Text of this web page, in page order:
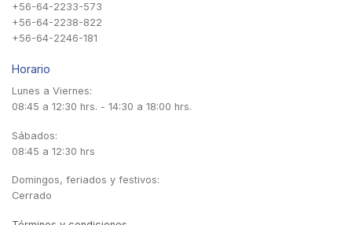
+56-64-2233-573
+56-64-2238-822
+56-64-2246-181
Horario
Lunes a Viernes:
08:45 a 12:30 hrs. - 14:30 a 18:00 hrs.
Sábados:
08:45 a 12:30 hrs
Domingos, feriados y festivos:
Cerrado